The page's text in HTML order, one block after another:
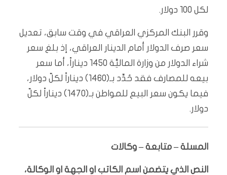
لكل 100 دولار.
وقرر البنك المركزي العراقي في وقت سابق، تعديل
سعر صرف الدولار أمام الدينار العراقي، إذ بلغ سعر
شراء الدولار من وزارة الماليَّة 1450 ديناراً، أما سعر
بيعه للمصارف فقد حُدِّد بـ(1460) ديناراً لكلّ دولار،
فيما يكون سعر البيع للمواطن بـ(1470) ديناراً لكلّ
دولار.
المسلة – متابعة – وكالات
النص الذي يتضمن اسم الكاتب او الجهة او الوكالة،